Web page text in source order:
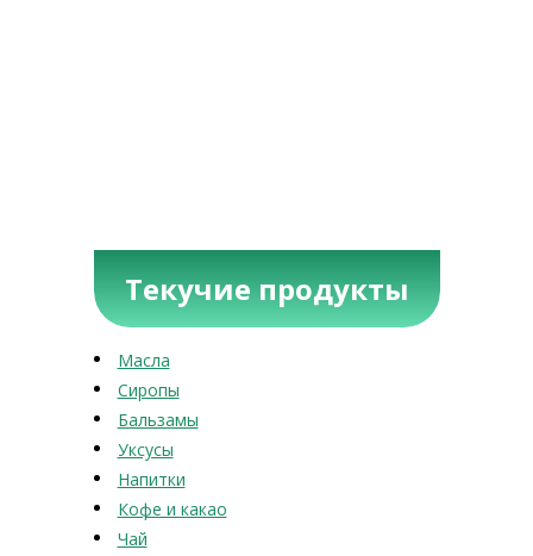
Текучие продукты
Масла
Сиропы
Бальзамы
Уксусы
Напитки
Кофе и какао
Чай